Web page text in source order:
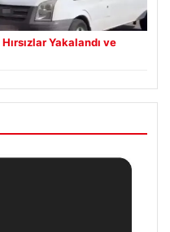
Yakalandı ve